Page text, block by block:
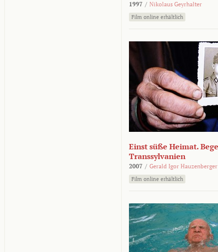
1997 / Nikolaus Geyrhalter
Film online erhältlich
Einst süße Heimat.
Transsylvanien
2007 / Gerald Igor Hauzenberger
Film online erhältlich